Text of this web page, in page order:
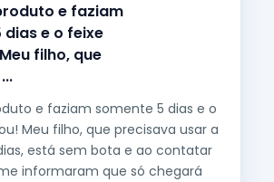
e faziam
dias e o feixe
filho, que
e faziam somente 5 dias e o
Meu filho, que precisava usar a
está sem bota e ao contatar
informaram que só chegará